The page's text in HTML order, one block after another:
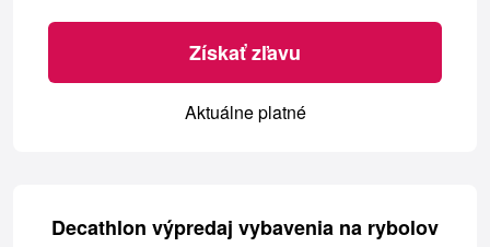
Získať zľavu
Aktuálne platné
Decathlon výpredaj vybavenia na rybolov